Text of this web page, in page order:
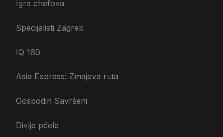
Igra chefova
Specijalisti Zagreb
IQ 160
Asia Express: Zmajeva ruta
Gospodin Savršeni
Divlje pčele